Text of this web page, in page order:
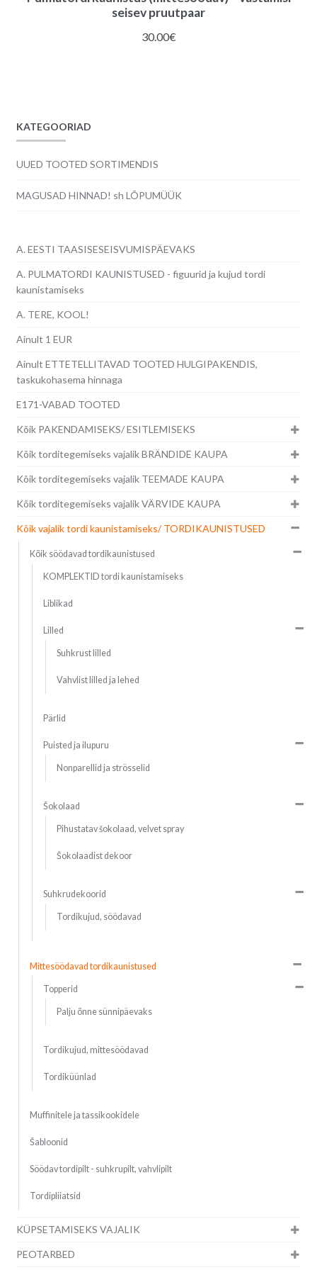
seisev pruutpaar
30.00€
KATEGOORIAD
UUED TOOTED SORTIMENDIS
MAGUSAD HINNAD! sh LÕPUMÜÜK
A. EESTI TAASISESEISVUMISPÄEVAKS
A. PULMATORDI KAUNISTUSED - figuurid ja kujud tordi
kaunistamiseks
A. TERE, KOOL!
Ainult 1 EUR
Ainult ETTETELLITAVAD TOOTED HULGIPAKENDIS,
taskukohasema hinnaga
E171-VABAD TOOTED
Kõik PAKENDAMISEKS/ ESITLEMISEKS
Kõik torditegemiseks vajalik BRÄNDIDE KAUPA
Kõik torditegemiseks vajalik TEEMADE KAUPA
Kõik torditegemiseks vajalik VÄRVIDE KAUPA
Kõik vajalik tordi kaunistamiseks/ TORDIKAUNISTUSED
Kõik söödavad tordikaunistused
KOMPLEKTID tordi kaunistamiseks
Liblikad
Lilled
Suhkrust lilled
Vahvlist lilled ja lehed
Pärlid
Puisted ja ilupuru
Nonparellid ja strösselid
Šokolaad
Pihustatav šokolaad, velvet spray
Šokolaadist dekoor
Suhkrudekoorid
Tordikujud, söödavad
Mittesöödavad tordikaunistused
Topperid
Palju õnne sünnipäevaks
Tordikujud, mittesöödavad
Tordiküünlad
Muffinitele ja tassikookidele
Šabloonid
Söödav tordipilt - suhkrupilt, vahvlipilt
Tordipliiatsid
KÜPSETAMISEKS VAJALIK
PEOTARBED